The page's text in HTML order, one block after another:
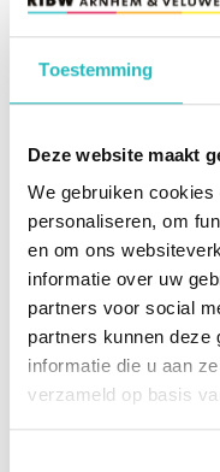
Toestemming
Deze website maakt
We gebruiken
personaliseren, om
en om ons
informatie over uw
partners voor social
partners kunnen deze
informatie die u aan
verzameld op basis
kwetsbaarheden.
gezamenlijk thuis.
zelfredzaamheid
alleen door
de handen uit de
koken of het
Je bent een
rooster (diensten
Daarbij kijk je
in het weekend
andere
stabiliteit en